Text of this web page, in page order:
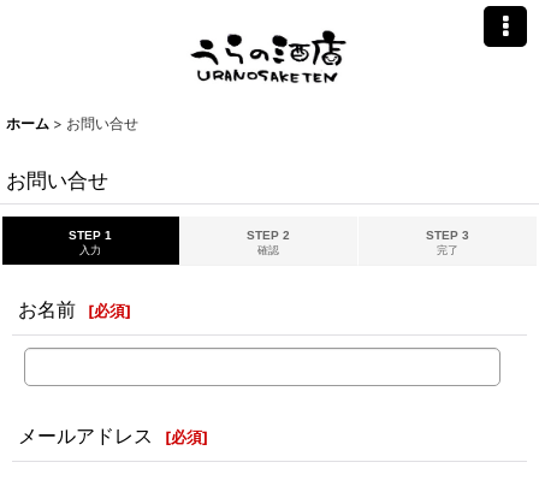
ホーム > お問い合せ
お問い合せ
STEP 1
入力
STEP 2
確認
STEP 3
完了
お名前 [必須]
メールアドレス [必須]